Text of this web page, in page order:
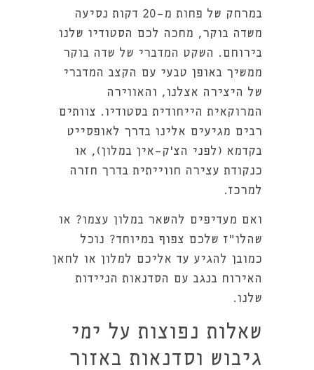
במרחק של פחות מ-20 דקות נסיעה
משדה בוקר, מחכה לכם הסטודיו שלנו
בירוחם. השקט המדברי של שדה בוקר
ממשיך באופן טבעי עם הקצב המדברי
של היצירה אצלנו, והאווירה
המרוקאית הייחודית בסטודיו. צוותים
רבים מגיעים אלינו בדרך לאופסייט
בקדמא (לפני הצ'ק-אין במלון), או
כנקודת עצירה חווייתית בדרך חזרה
למרכז.
ואם מעדיפים להשאר במלון עצמו? או
שהלו"ז שלכם צפוף במיוחד? נוכל
כמובן להגיע עד אליכם למלון או לחאן
האירוח בנגב עם הסדנאות הניידות
שלנו.
שאלות נפוצות על ימי
גיבוש וסדנאות באזור